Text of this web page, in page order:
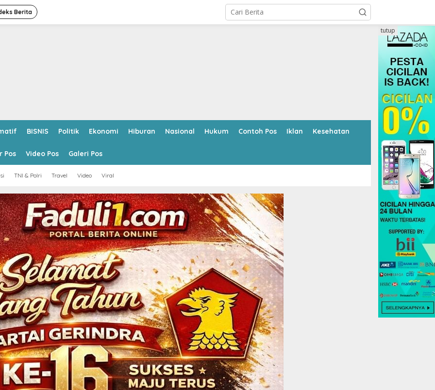
Berita
BISNIS Politik Ekonomi Hiburan Nasional Hukum Contoh Pos Iklan Kesehatan
Pos Video Pos Galeri Pos
TNI & Polri Travel Video Viral
tutup